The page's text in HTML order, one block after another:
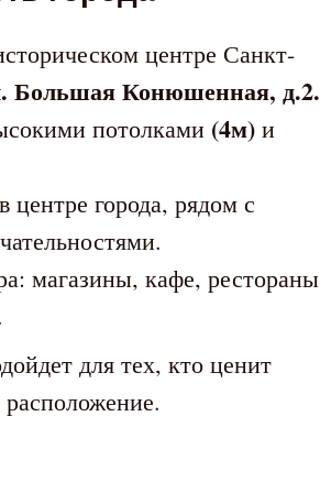
центре Санкт-
Большая Конюшенная, д.2.
потолками (4м) и
центре города, рядом с
магазины, кафе, рестораны
для тех, кто ценит